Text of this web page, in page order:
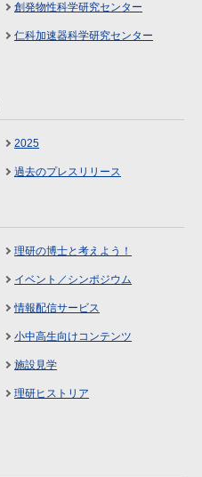
創発物性科学研究センター
仁科加速器科学研究センター
2025
過去のプレスリリース
理研の博士と考えよう！
イベント／シンポジウム
情報配信サービス
小中高生向けコンテンツ
施設見学
理研ヒストリア